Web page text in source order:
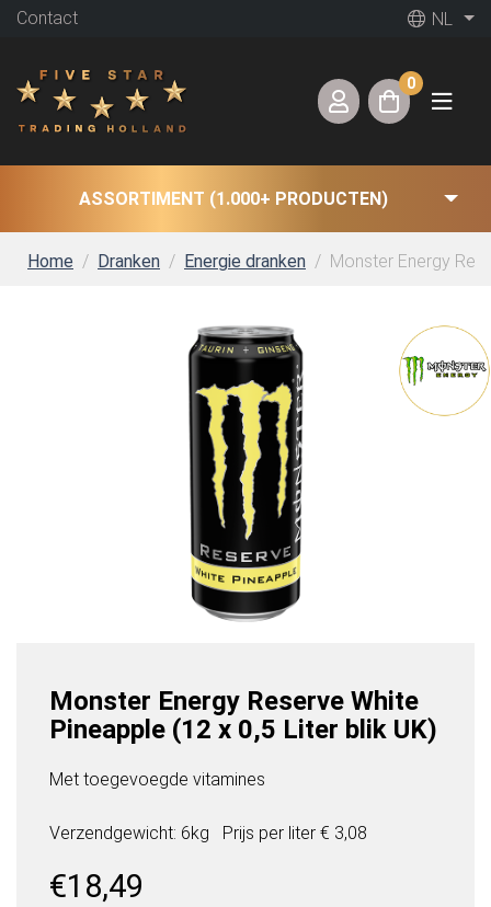
Contact NL
0
ASSORTIMENT (1.000+ PRODUCTEN)
Home Dranken Energie dranken Monster Energy
Monster Energy Reserve White
Pineapple (12 x 0,5 Liter blik UK)
Met toegevoegde vitamines
Verzendgewicht: 6kg Prijs per liter € 3,08
€18,49